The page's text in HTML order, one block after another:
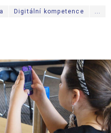
Digitální kompetence ...